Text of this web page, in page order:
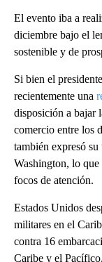
El evento iba a
diciembre bajo el
sostenible y de
Si bien el
recientemente una
disposición a bajar
comercio entre los
también expresó
Washington, lo que
focos de atención.
Estados Unidos
militares en el
contra 16
Caribe y el